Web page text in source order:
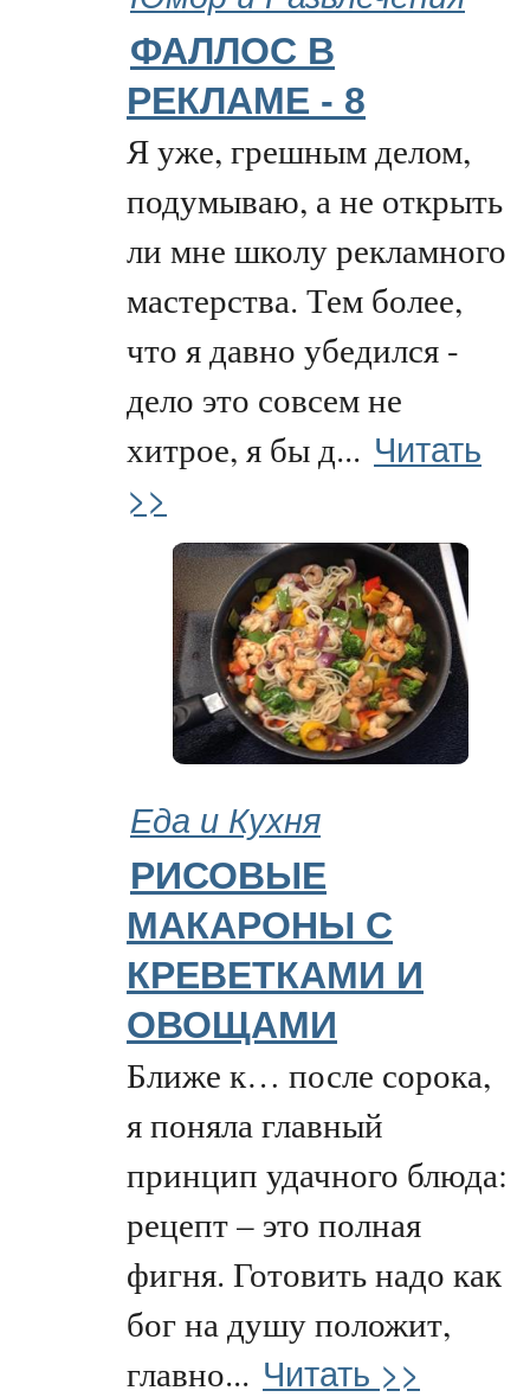
ФАЛЛОС В
РЕКЛАМЕ - 8
Я уже, грешным делом,
подумываю, а не открыть
ли мне школу рекламного
мастерства. Тем более,
что я давно убедился -
дело это совсем не
хитрое, я бы д... Читать
>>
Еда и Кухня
РИСОВЫЕ
МАКАРОНЫ С
КРЕВЕТКАМИ И
ОВОЩАМИ
Ближе к… после сорока,
я поняла главный
принцип удачного блюда:
рецепт – это полная
фигня. Готовить надо как
бог на душу положит,
главно... Читать >>